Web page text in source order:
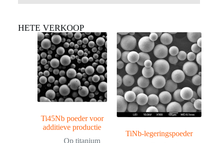
HETE VERKOOP
Ti45Nb poeder voor
additieve productie
Op titanium
TiNb-legeringspoeder